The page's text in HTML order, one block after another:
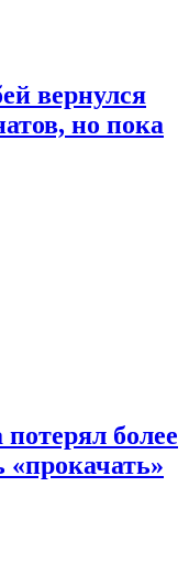
вернулся
но пока
более
«прокачать»